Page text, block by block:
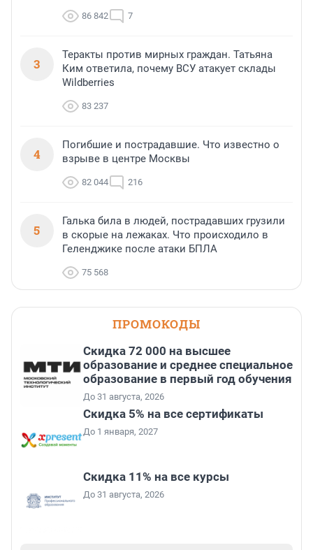
86 842 7
3
Теракты против мирных граждан. Татьяна
Ким ответила, почему ВСУ атакует склады
Wildberries
83 237
4
Погибшие и пострадавшие. Что известно о
взрыве в центре Москвы
82 044 216
5
Галька била в людей, пострадавших грузили
в скорые на лежаках. Что происходило в
Геленджике после атаки БПЛА
75 568
ПРОМОКОДЫ
Скидка 72 000 на высшее
образование и среднее специальное
образование в первый год обучения
До 31 августа, 2026
Скидка 5% на все сертификаты
До 1 января, 2027
Скидка 11% на все курсы
До 31 августа, 2026